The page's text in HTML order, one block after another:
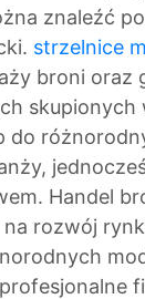
znaleźć
strzelnice
broni oraz
do
Handel
rozwój